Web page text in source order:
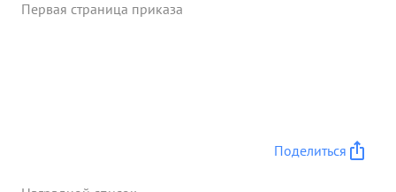
Первая страница приказа
Поделиться